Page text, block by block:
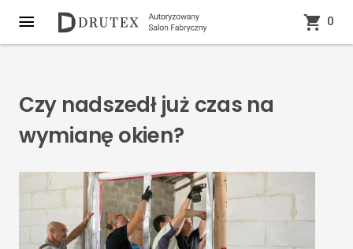
0
Czy nadszedł już czas na
wymianę okien?